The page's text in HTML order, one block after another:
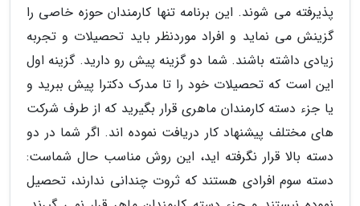
پذیرفته می شوند. این برنامه تنها کارمندان حوزه خاصی را
گزینش می نماید و افراد موردنظر باید تحصیلات و تجربه
زیادی داشته باشند. شما دو گزینه پیش رو دارید. گزینه اول
این است که تحصیلات خود را تا مدرک دکترا پیش ببرید و
یا جزء دسته کارمندان ماهری قرار بگیرید که از طرف شرکت
های مختلف پیشنهاد کار دریافت نموده اند. اگر شما در دو
دسته بالا قرار نگرفته اید، این روش مناسب حال شماست:
دسته سوم افرادی هستند که ثروت چندانی ندارند، تحصیل